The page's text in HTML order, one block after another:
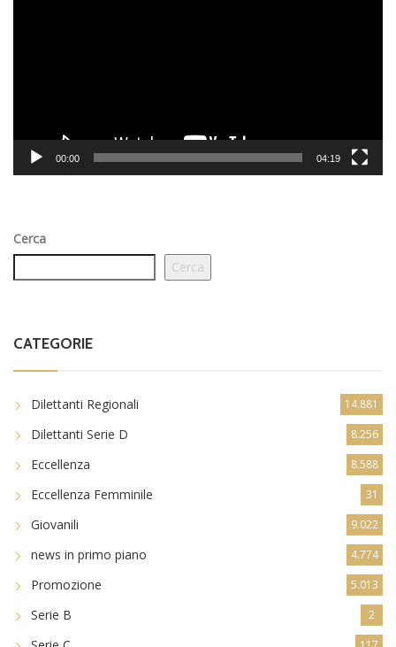
00:00 04:19
Cerca
Cerca
CATEGORIE
Dilettanti Regionali 14.881
Dilettanti Serie D 8.256
Eccellenza 8.588
Eccellenza Femminile 31
Giovanili 9.022
news in primo piano 4.774
Promozione 5.013
Serie B 2